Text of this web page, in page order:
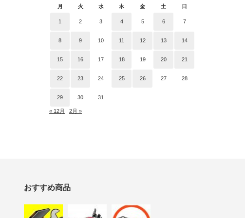
月 火 水 木 金 土 日
1 2 3 4 5 6 7
8 9 10 11 12 13 14
15 16 17 18 19 20 21
22 23 24 25 26 27 28
29 30 31
« 12月 2月 »
おすすめ商品